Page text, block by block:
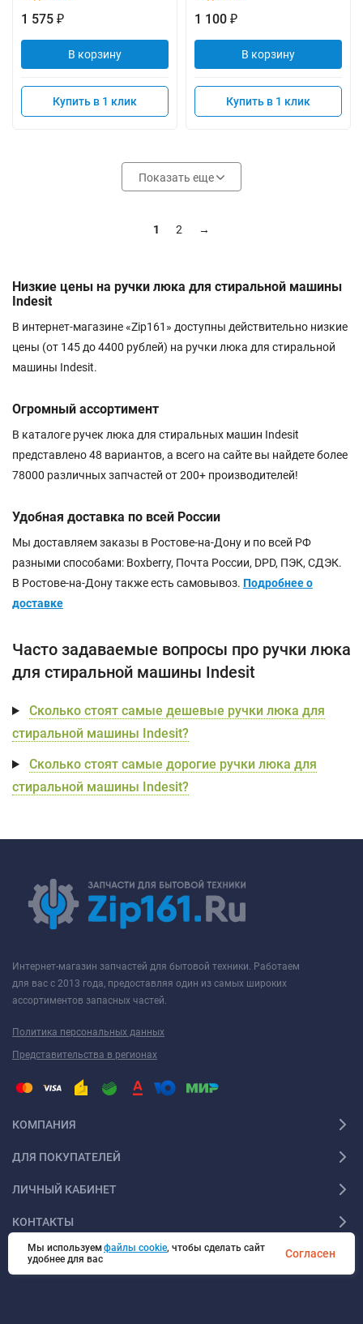
1 575 ₽
В корзину
Купить в 1 клик
1 100 ₽
В корзину
Купить в 1 клик
Показать еще
1 2 →
Низкие цены на ручки люка для стиральной машины
Indesit
В интернет-магазине «Zip161» доступны действительно низкие
цены (от 145 до 4400 рублей) на ручки люка для стиральной
машины Indesit.
Огромный ассортимент
В каталоге ручек люка для стиральных машин Indesit
представлено 48 вариантов, а всего на сайте вы найдете более
78000 различных запчастей от 200+ производителей!
Удобная доставка по всей России
Мы доставляем заказы в Ростове-на-Дону и по всей РФ
разными способами: Boxberry, Почта России, DPD, ПЭК, СДЭК.
В Ростове-на-Дону также есть самовывоз. Подробнее о
доставке
Часто задаваемые вопросы про ручки люка
для стиральной машины Indesit
Сколько стоят самые дешевые ручки люка для
стиральной машины Indesit?
Сколько стоят самые дорогие ручки люка для
стиральной машины Indesit?
Интернет-магазин запчастей для бытовой техники. Работаем
для вас с 2013 года, предоставляя один из самых широких
ассортиментов запасных частей.
Политика персональных данных
Представительства в регионах
КОМПАНИЯ
ДЛЯ ПОКУПАТЕЛЕЙ
ЛИЧНЫЙ КАБИНЕТ
КОНТАКТЫ
Мы используемфайлы cookie, чтобы сделать сайт
удобнее для вас
Согласен